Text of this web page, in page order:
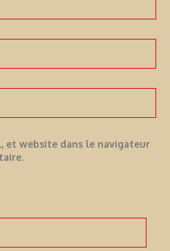
et website dans le navigateur